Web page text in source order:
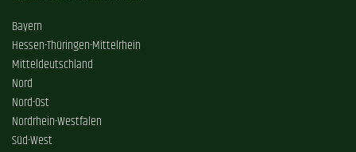
Bayern
Hessen-Thüringen-Mittelrhein
Mitteldeutschland
Nord
Nord-Ost
Nordrhein-Westfalen
Süd-West